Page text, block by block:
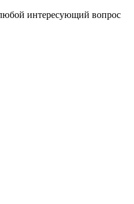
интересующий вопрос